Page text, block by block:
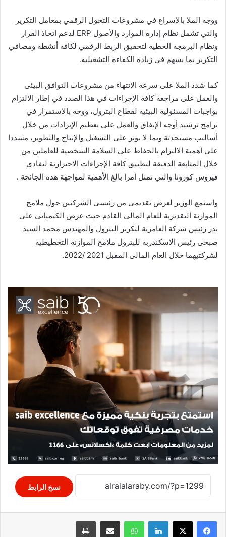
ووجه الملا بالإسراع في مشروعات التحول الرقمي بمعامل التكرير
والتي تشمل نظام إدارة الموارد والأصول ERP لدعم اتخاذ القرار
ونظام البرمجة الخطية لتحقيق الربط الرقمي لكافة أنشطة ومصافي
التكرير بما يسهم في زيادة الكفاءة التشغيلية.
كما شدد الملا على سرعة الانتهاء من مشروعات التوافق البيئى
والعمل على مراجعة كافة الإجراءات في هذا الصدد في إطار الالتزام
بواجبات المسئولية البيئية لقطاع البترول، ووجه بالاستمرار في
برامج ترشيد أوجه الإنفاق والعمل على تعظيم الإيرادات من خلال
أساليب مستحدثة وبما لا يؤثر على التشغيل والإنتاج والتطوير، مشددا
على أهمية الالتزام بالحفاظ على السلامة الشخصية للعاملين من
خلال المتابعة الدقيقة لتطبيق كافة الإجراءات الاحترازية لتفادى
فيروس كورونا والتي تمثل أمرا بالغ الأهمية لمواجهة هذه الجائحة .
واستمع الوزير لعرض تقديمى من رئيسى الشركتين حول ملامح
الموازنة التقديرية للعام المالى القادم حيث عرض الكيميائى على
بدر رئيس شركة العامرية لتكرير البترول والمهندس محمد السيد
صبحى رئيس الإسكندرية للبترول ملامح الموازنة التخطيطية
لشركتيهما خلال العام المالى المقبل 2021 /2022.
نسخ الرابط
لينكدإن واتساب مشاركة عبر البريد طباعة